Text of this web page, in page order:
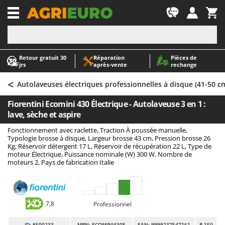
Retour gratuit 30
jrs
Réparation
après‑vente
Pièces de
rechange
-1
A
Abris de jardin
Accessoires pour tracteurs tondeuses autoportés
Aérateurs Scarificateurs pour gazon
Arracheuses de pommes de terre pour tracteur
Aspirateurs - Balais Électriques
Aspirateurs à cendres
Aspirateurs à feuilles sur roues
Aspirateurs Multifonctions
Atomiseurs agricoles pour tracteurs
A
AgriEuro Premium
AgriEuro TOP-LINE
AGT
Aima
Airmec
AL-KO
Alce
Alpina
< Autolaveuses électriques professionnelles à disque (41-50
Fiorentini Ecomini 430 Électrique - Autolaveuse 3 en 1 :
lave, sèche et aspire
Fonctionnement avec raclette, Traction À poussée manuelle,
Typologie brosse à disque, Largeur brosse 43 cm, Pression brosse 26
Kg, Réservoir détergent 17 L, Réservoir de récupération 22 L, Type de
moteur Électrique, Puissance nominale (W) 300 W, Nombre de
moteurs 2, Pays de fabrication Italie
7,8 Professionnel